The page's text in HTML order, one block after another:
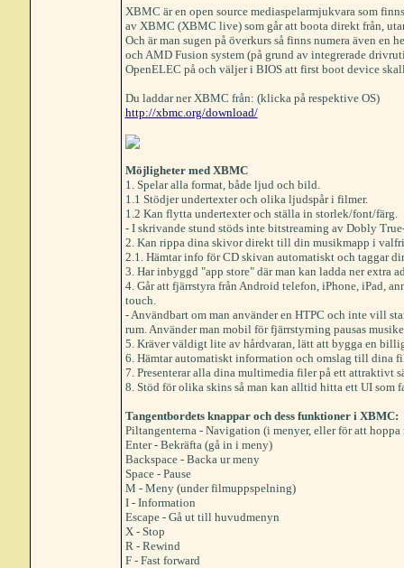
XBMC är en open source mediaspelarmjukvara som
av XBMC (XBMC live) som går att boota direkt från,
Och är man sugen på överkurs så finns numera även en
och AMD Fusion system (på grund av integrerade
OpenELEC på och väljer i BIOS att first boot device
Du laddar ner XBMC från: (klicka på respektive OS)
http://xbmc.org/download/
Möjligheter med XBMC
1. Spelar alla format, både ljud och bild.
1.1 Stödjer undertexter och olika ljudspår i filmer.
1.2 Kan flytta undertexter och ställa in storlek/font/färg.
- I skrivande stund stöds inte bitstreaming av Dobly
2. Kan rippa dina skivor direkt till din musikmapp i
2.1. Hämtar info för CD skivan automatiskt och taggar
3. Har inbyggd "app store" där man kan ladda ner extra
4. Går att fjärrstyra från Android telefon, iPhone, iPad,
touch.
- Användbart om man använder en HTPC och inte vill
rum. Använder man mobil för fjärrstyrning pausas
5. Kräver väldigt lite av hårdvaran, lätt att bygga en
6. Hämtar automatiskt information och omslag till dina
7. Presenterar alla dina multimedia filer på ett attraktivt
8. Stöd för olika skins så man kan alltid hitta ett UI som
Tangentbordets knappar och dess funktioner i XBMC:
Piltangenterna - Navigation (i menyer, eller för att
Enter - Bekräfta (gå in i meny)
Backspace - Backa ur meny
Space - Pause
M - Meny (under filmuppspelning)
I - Information
Escape - Gå ut till huvudmenyn
X - Stop
R - Rewind
F - Fast forward